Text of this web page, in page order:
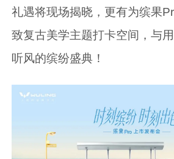
礼遇将现场揭晓，更有为缤果
致复古美学主题打卡空间，与
听风的缤纷盛典！